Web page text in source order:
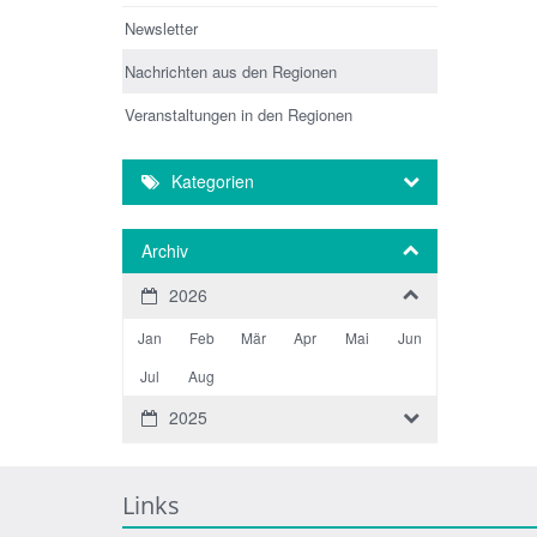
Newsletter
Nachrichten aus den Regionen
Veranstaltungen in den Regionen
Kategorien
Archiv
2026
Jan Feb Mär Apr Mai
Jun
Jul
Aug
2025
Links